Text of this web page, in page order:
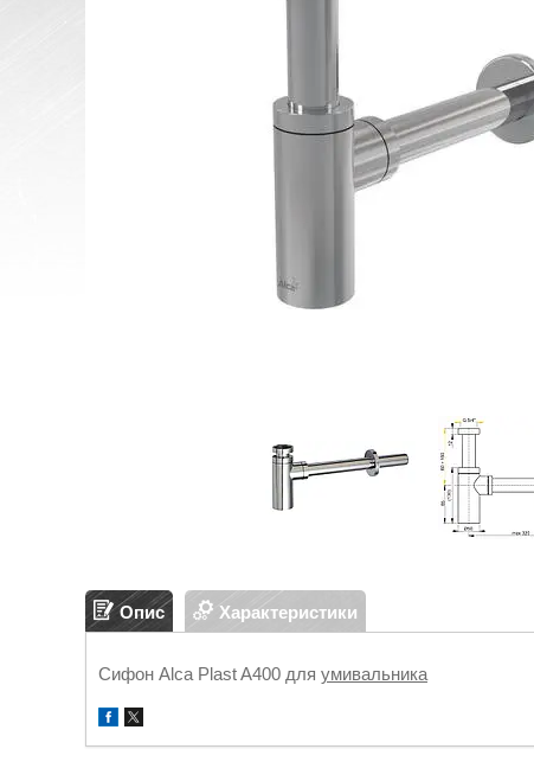
Опис Характеристики
Сифон Alca Plast A400 для умивальника